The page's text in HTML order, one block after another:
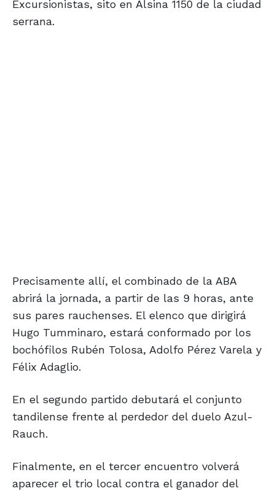
Excursionistas, sito en Alsina 1150 de la ciudad
serrana.
Precisamente allí, el combinado de la ABA
abrirá la jornada, a partir de las 9 horas, ante
sus pares rauchenses. El elenco que dirigirá
Hugo Tumminaro, estará conformado por los
bochófilos Rubén Tolosa, Adolfo Pérez Varela y
Félix Adaglio.
En el segundo partido debutará el conjunto
tandilense frente al perdedor del duelo Azul-
Rauch.
Finalmente, en el tercer encuentro volverá
aparecer el trio local contra el ganador del